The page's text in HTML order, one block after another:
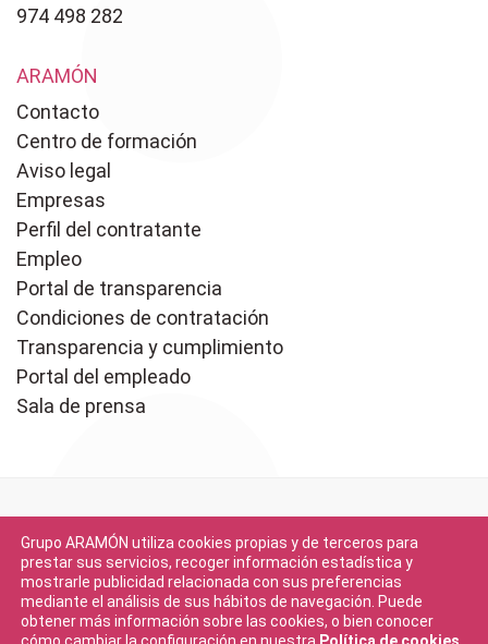
974 498 282
ARAMÓN
Contacto
Centro de formación
Aviso legal
Empresas
Perfil del contratante
Empleo
Portal de transparencia
Condiciones de contratación
Transparencia y cumplimiento
Portal del empleado
Sala de prensa
Descargar en
App Store
Grupo ARAMÓN utiliza cookies propias y de terceros para
prestar sus servicios, recoger información estadística y
mostrarle publicidad relacionada con sus preferencias
mediante el análisis de sus hábitos de navegación. Puede
obtener más información sobre las cookies, o bien conocer